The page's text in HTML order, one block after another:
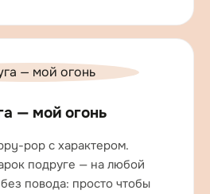
— мой огонь
pop с характером.
подруге — на любой
повода: просто чтобы